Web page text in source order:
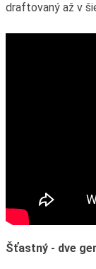
draftovaný až v
Šťastný - dve